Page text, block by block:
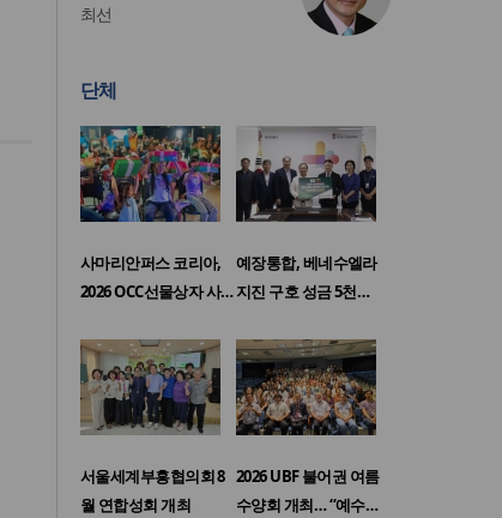
최선
단체
사마리안퍼스 코리아,
2026 OCC선물상자 사…
예장통합, 베네수엘라
지진 구호 성금 5천…
서울세계부흥협의회 8
월 연합성회 개최
2026 UBF 불어권 여름
수양회 개최… “예수…